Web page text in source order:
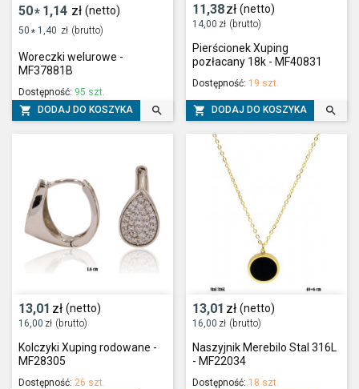
50* 1,14 zł (netto)
50 * 1,40 zł (brutto)
Woreczki welurowe -
MF37881B
Dostępność: 95 szt.
 DODAJ DO KOSZYKA 
11,38zł (netto)
14,00 zł (brutto)
Pierścionek Xuping
pozłacany 18k - MF40831
Dostępność: 19 szt.
 DODAJ DO KOSZYKA 
13,01 zł (netto)
16,00 zł (brutto)
Kolczyki Xuping rodowane -
MF28305
Dostępność: 26 szt.
13,01 zł (netto)
16,00 zł (brutto)
Naszyjnik Merebilo Stal 316L
- MF22034
Dostępność: 18 szt.